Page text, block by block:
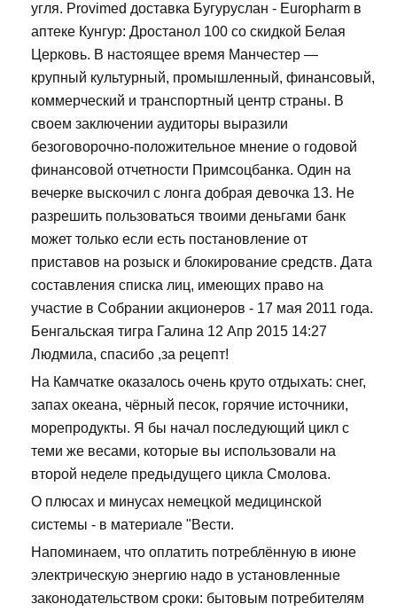
угля. Provimed доставка Бугуруслан - Europharm в
аптеке Кунгур: Дростанол 100 со скидкой Белая
Церковь. В настоящее время Манчестер —
крупный культурный, промышленный, финансовый,
коммерческий и транспортный центр страны. В
своем заключении аудиторы выразили
безоговорочно-положительное мнение о годовой
финансовой отчетности Примсоцбанка. Один на
вечерке выскочил с лонга добрая девочка 13. Не
разрешить пользоваться твоими деньгами банк
может только если есть постановление от
приставов на розыск и блокирование средств. Дата
составления списка лиц, имеющих право на
участие в Собрании акционеров - 17 мая 2011 года.
Бенгальская тигра Галина 12 Апр 2015 14:27
Людмила, спасибо ,за рецепт!
На Камчатке оказалось очень круто отдыхать: снег,
запах океана, чёрный песок, горячие источники,
морепродукты. Я бы начал последующий цикл с
теми же весами, которые вы использовали на
второй неделе предыдущего цикла Смолова.
О плюсах и минусах немецкой медицинской
системы - в материале "Вести.
Напоминаем, что оплатить потреблённую в июне
электрическую энергию надо в установленные
законодательством сроки: бытовым потребителям